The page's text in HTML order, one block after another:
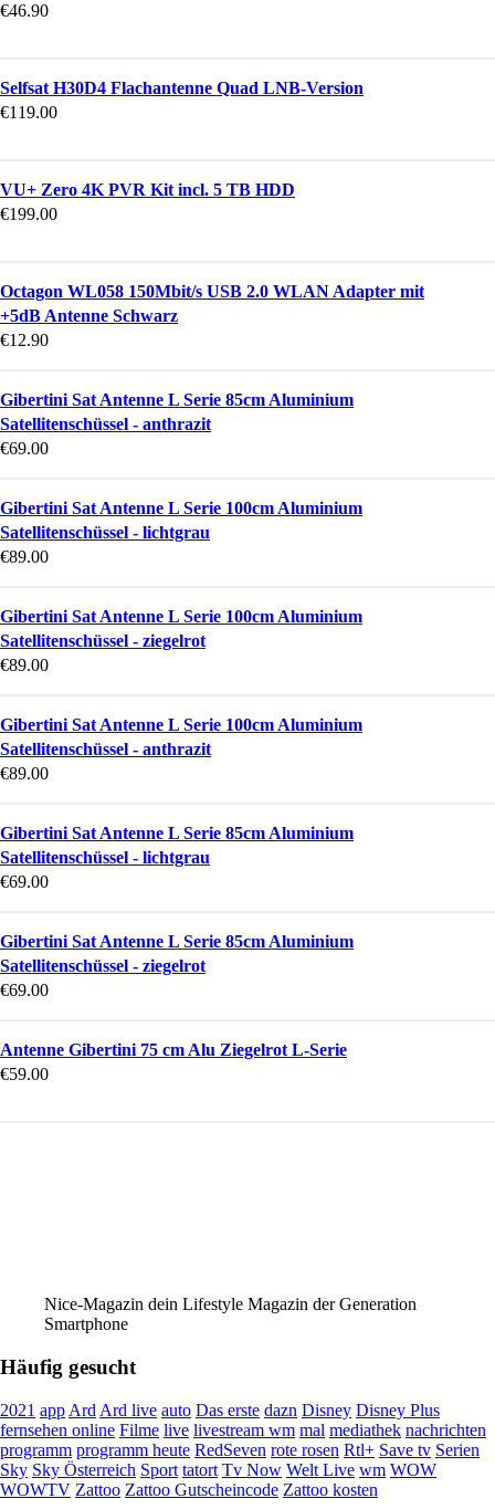
€46.90
Selfsat H30D4 Flachantenne Quad LNB-Version
€119.00
VU+ Zero 4K PVR Kit incl. 5 TB HDD
€199.00
Octagon WL058 150Mbit/s USB 2.0 WLAN Adapter mit
+5dB Antenne Schwarz
€12.90
Gibertini Sat Antenne L Serie 85cm Aluminium
Satellitenschüssel - anthrazit
€69.00
Gibertini Sat Antenne L Serie 100cm Aluminium
Satellitenschüssel - lichtgrau
€89.00
Gibertini Sat Antenne L Serie 100cm Aluminium
Satellitenschüssel - ziegelrot
€89.00
Gibertini Sat Antenne L Serie 100cm Aluminium
Satellitenschüssel - anthrazit
€89.00
Gibertini Sat Antenne L Serie 85cm Aluminium
Satellitenschüssel - lichtgrau
€69.00
Gibertini Sat Antenne L Serie 85cm Aluminium
Satellitenschüssel - ziegelrot
€69.00
Antenne Gibertini 75 cm Alu Ziegelrot L-Serie
€59.00
Nice-Magazin dein Lifestyle Magazin der Generation
Smartphone
Häufig gesucht
2021 app Ard Ard live auto Das erste dazn Disney Disney Plus
fernsehen online Filme live livestream wm mal mediathek nachrichten
programm programm heute RedSeven rote rosen Rtl+ Save tv Serien
Sky Sky Österreich Sport tatort Tv Now Welt Live wm WOW
WOWTV Zattoo Zattoo Gutscheincode Zattoo kosten